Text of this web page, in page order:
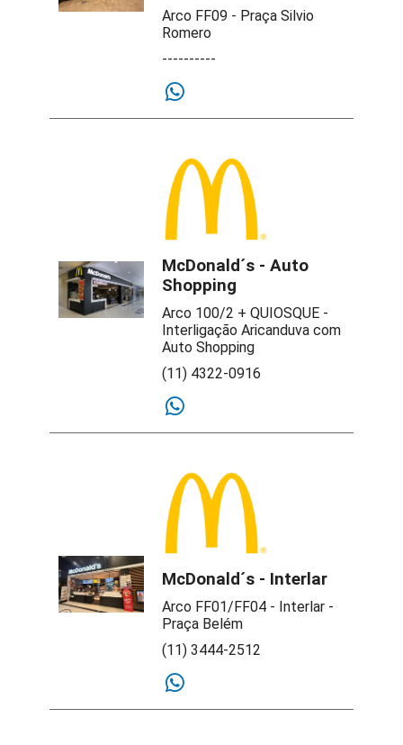
Arco FF09 - Praça Silvio
Romero
----------
McDonald´s - Auto
Shopping
Arco 100/2 + QUIOSQUE -
Interligação Aricanduva com
Auto Shopping
(11) 4322-0916
McDonald´s - Interlar
Arco FF01/FF04 - Interlar -
Praça Belém
(11) 3444-2512